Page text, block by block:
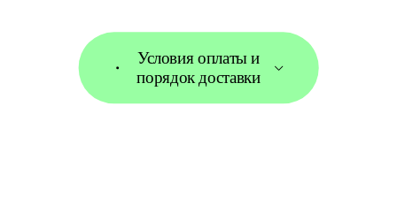
Условия оплаты и
порядок доставки